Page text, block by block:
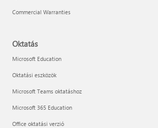
Commercial Warranties
Oktatás
Microsoft Education
Oktatási eszközök
Microsoft Teams oktatáshoz
Microsoft 365 Education
Office oktatási verzió